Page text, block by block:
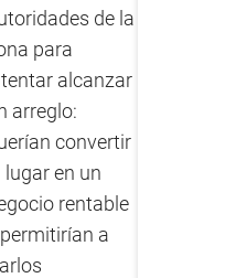
de la
para
alcanzar
arreglo:
convertir
lugar en un
rentable
a